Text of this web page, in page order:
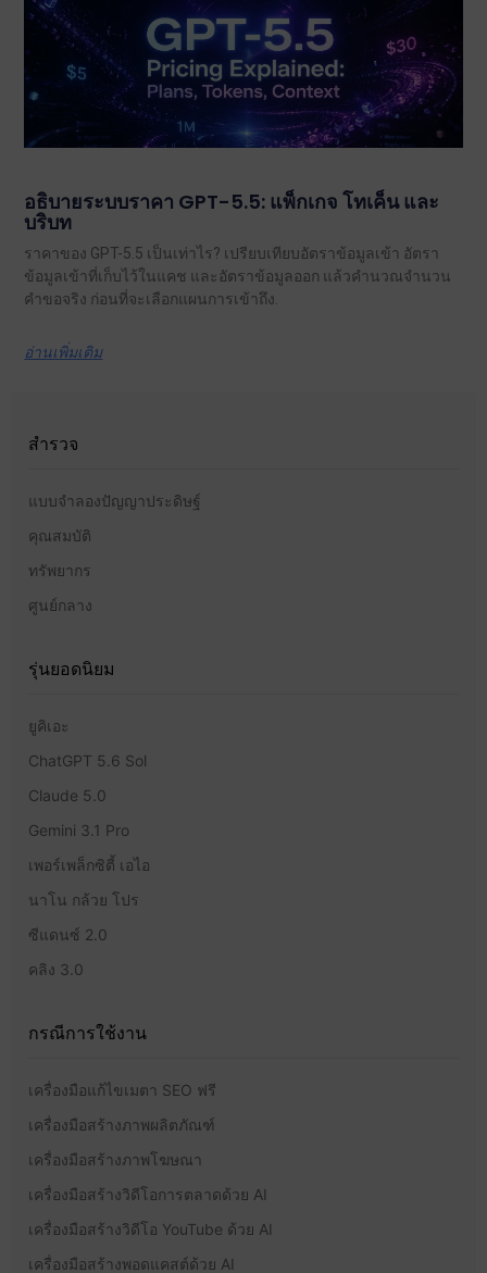
อธิบายระบบราคา GPT-5.5: แพ็กเกจ โทเค็น และ
บริบท
ราคาของ GPT-5.5 เป็นเท่าไร? เปรียบเทียบอัตราข้อมูลเข้า อัตรา
ข้อมูลเข้าที่เก็บไว้ในแคช และอัตราข้อมูลออก แล้วคำนวณจำนวน
คำขอจริง ก่อนที่จะเลือกแผนการเข้าถึง.
อ่านเพิ่มเติม
สำรวจ
แบบจำลองปัญญาประดิษฐ์
คุณสมบัติ
ทรัพยากร
ศูนย์กลาง
รุ่นยอดนิยม
ยูคิเอะ
ChatGPT 5.6 Sol
Claude 5.0
Gemini 3.1 Pro
เพอร์เพล็กซิตี้ เอไอ
นาโน กล้วย โปร
ซีแดนซ์ 2.0
คลิง 3.0
กรณีการใช้งาน
เครื่องมือแก้ไขเมตา SEO ฟรี
เครื่องมือสร้างภาพผลิตภัณฑ์
เครื่องมือสร้างภาพโฆษณา
เครื่องมือสร้างวิดีโอการตลาดด้วย AI
เครื่องมือสร้างวิดีโอ YouTube ด้วย AI
เครื่องมือสร้างพอดแคสต์ด้วย AI